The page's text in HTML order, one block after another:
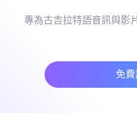
專為古吉拉特語音訊與影
免費